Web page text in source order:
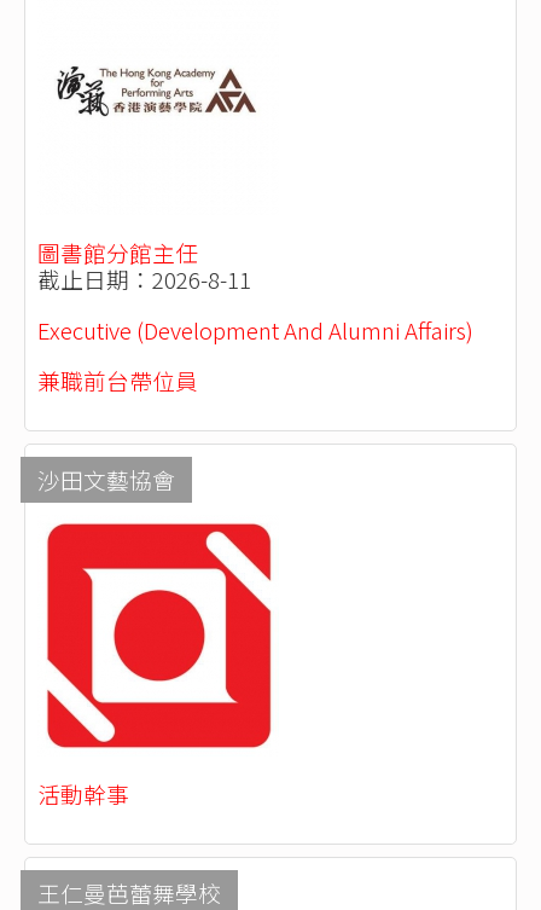
圖書館分館主任
截止日期：2026-8-11
Executive (Development And Alumni Affairs)
兼職前台帶位員
沙田文藝協會
活動幹事
王仁曼芭蕾舞學校